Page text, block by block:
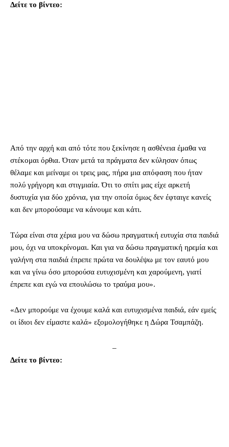
Δείτε το βίντεο:
Από την αρχή και από τότε που ξεκίνησε η ασθένεια έμαθα να
στέκομαι όρθια. Όταν μετά τα πράγματα δεν κύλησαν όπως
θέλαμε και μείναμε οι τρεις μας, πήρα μια απόφαση που ήταν
πολύ γρήγορη και στιγμιαία. Ότι το σπίτι μας είχε αρκετή
δυστυχία για δύο χρόνια, για την οποία όμως δεν έφταιγε κανείς
και δεν μπορούσαμε να κάνουμε και κάτι.
Τώρα είναι στα χέρια μου να δώσω πραγματική ευτυχία στα παιδιά
μου, όχι να υποκρίνομαι. Και για να δώσω πραγματική ηρεμία και
γαλήνη στα παιδιά έπρεπε πρώτα να δουλέψω με τον εαυτό μου
και να γίνω όσο μπορούσα ευτυχισμένη και χαρούμενη, γιατί
έπρεπε και εγώ να επουλώσω το τραύμα μου».
«Δεν μπορούμε να έχουμε καλά και ευτυχισμένα παιδιά, εάν εμείς
οι ίδιοι δεν είμαστε καλά» εξομολογήθηκε η Δώρα Τσαμπάζη.
–
Δείτε το βίντεο: